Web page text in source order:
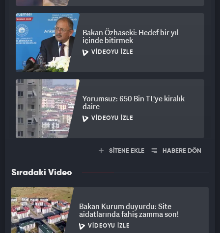
Bakan Özhaseki: Hedef bir yıl
içinde bitirmek
VIDEOYU İZLE
Yorumsuz: 650 Bin TL'ye kiralık
daire
VIDEOYU İZLE
SİTENE EKLE HABERE DÖN
Sıradaki Video
Bakan Kurum duyurdu: Site
aidatlarında fahiş zamma son!
VIDEOYU İZLE